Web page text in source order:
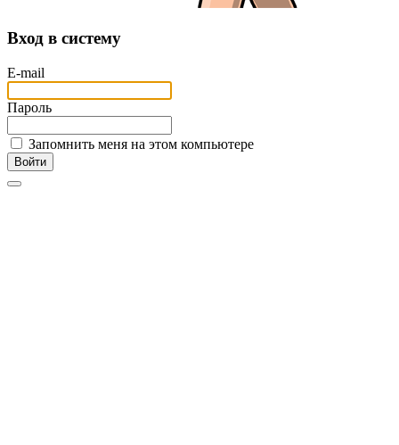
Вход в систему
E-mail
Пароль
Запомнить меня на этом компьютере